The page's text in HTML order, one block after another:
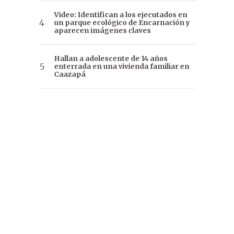
Video: Identifican a los ejecutados en
un parque ecológico de Encarnación y
aparecen imágenes claves
Hallan a adolescente de 14 años
enterrada en una vivienda familiar en
Caazapá